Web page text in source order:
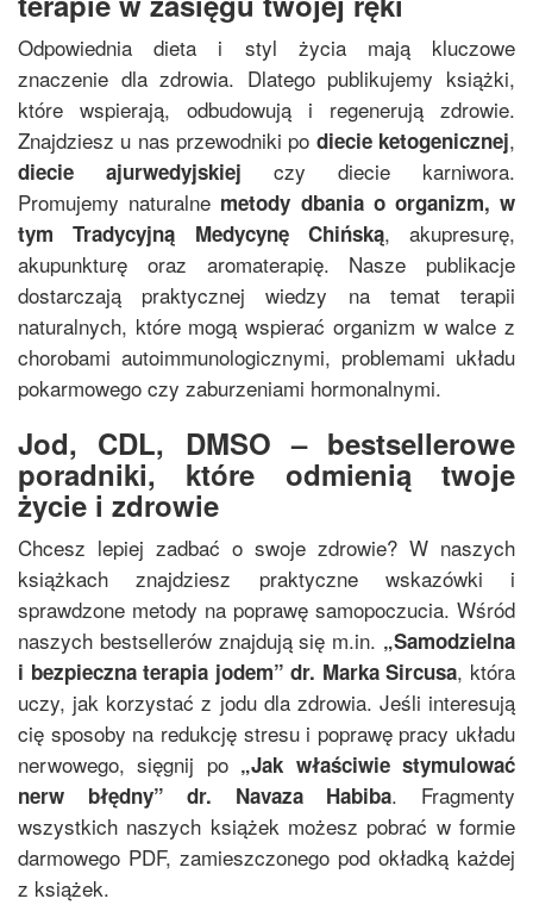
Odpowiednia dieta i styl życia mają kluczowe
znaczenie dla zdrowia. Dlatego publikujemy książki,
które wspierają, odbudowują i regenerują zdrowie.
Znajdziesz u nas przewodniki po diecie ketogenicznej,
diecie ajurwedyjskiej czy diecie karniwora.
Promujemy naturalne metody dbania o organizm, w
tymTradycyjną Medycynę Chińską, akupresurę,
akupunkturę oraz aromaterapię. Nasze publikacje
dostarczają praktycznej wiedzy na temat terapii
naturalnych, które mogą wspierać organizm w walce z
chorobami autoimmunologicznymi, problemami układu
pokarmowego czy zaburzeniami hormonalnymi.
Jod, CDL, DMSO – bestsellerowe
poradniki, które odmienią twoje
życie i zdrowie
Chcesz lepiej zadbać o swoje zdrowie? W naszych
książkach znajdziesz praktyczne wskazówki i
sprawdzone metody na poprawę samopoczucia. Wśród
naszych bestsellerów znajdują się m.in. „Samodzielna
i bezpieczna terapia jodem”dr. Marka Sircusa, która
uczy, jak korzystać z jodu dla zdrowia. Jeśli interesują
cię sposoby na redukcję stresu i poprawę pracy układu
nerwowego, sięgnij po „Jak właściwie stymulować
nerw błędny”dr. Navaza Habiba. Fragmenty
wszystkich naszych książek możesz pobrać w formie
darmowego PDF, zamieszczonego pod okładką każdej
z książek.